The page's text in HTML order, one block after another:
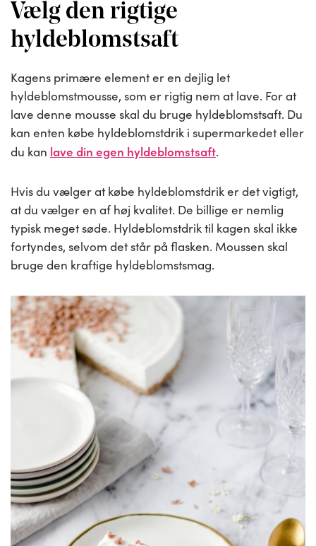
Vælg den rigtige
hyldeblomstsaft
Kagens primære element er en dejlig let
hyldeblomstmousse, som er rigtig nem at lave. For at
lave denne mousse skal du bruge hyldeblomstsaft. Du
kan enten købe hyldeblomstdrik i supermarkedet eller
du kan lave din egen hyldeblomstsaft.
Hvis du vælger at købe hyldeblomstdrik er det vigtigt,
at du vælger en af høj kvalitet. De billige er nemlig
typisk meget søde. Hyldeblomstdrik til kagen skal ikke
fortyndes, selvom det står på flasken. Moussen skal
bruge den kraftige hyldeblomstsmag.